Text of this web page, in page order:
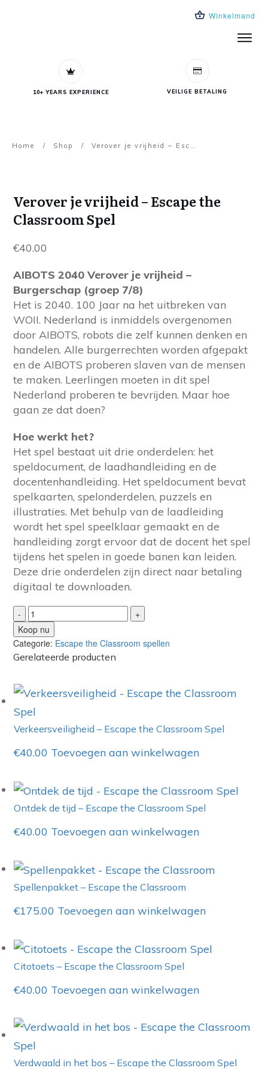
Winkelmand
Blog
10+ YEARS EXPERIENCE VEILIGE BETALING
Home / Shop / Verover je vrijheid – Escape the Classroom Spel
Verover je vrijheid – Escape the
Classroom Spel
€40.00
AIBOTS 2040 Verover je vrijheid –
Burgerschap (groep 7/8)
Het is 2040. 100 Jaar na het uitbreken van
WOII. Nederland is inmiddels overgenomen
door AIBOTS, robots die zelf kunnen denken en
handelen. Alle burgerrechten worden afgepakt
en de AIBOTS proberen slaven van de mensen
te maken. Leerlingen moeten in dit spel
Nederland proberen te bevrijden. Maar hoe
gaan ze dat doen?
Hoe werkt het?
Het spel bestaat uit drie onderdelen: het
speldocument, de laadhandleiding en de
docentenhandleiding. Het speldocument bevat
spelkaarten, spelonderdelen, puzzels en
illustraties. Met behulp van de laadleiding
wordt het spel speelklaar gemaakt en de
handleiding zorgt ervoor dat de docent het spel
tijdens het spelen in goede banen kan leiden.
Deze drie onderdelen zijn direct naar betaling
digitaal te downloaden.
-
Verover
je
vrijheid
-
Escape
Spel
aantal
+
Koop nu
Categorie: Escape the Classroom spellen
Gerelateerde producten
Verkeersveiligheid – Escape the Classroom Spel
€40.00 Toevoegen aan winkelwagen
Ontdek de tijd – Escape the Classroom Spel
€40.00 Toevoegen aan winkelwagen
Spellenpakket – Escape the Classroom
€175.00 Toevoegen aan winkelwagen
Citotoets – Escape the Classroom Spel
€40.00 Toevoegen aan winkelwagen
Verdwaald in het bos – Escape the Classroom Spel